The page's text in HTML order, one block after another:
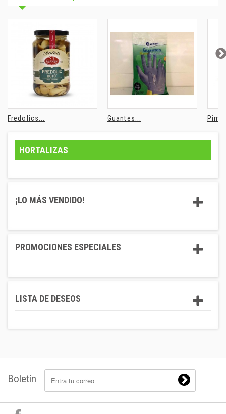
Fredolics... Guantes...
HORTALIZAS
¡LO MÁS VENDIDO!
PROMOCIONES ESPECIALES
LISTA DE DESEOS
Boletín